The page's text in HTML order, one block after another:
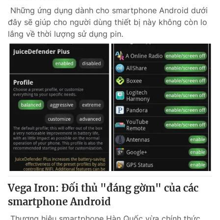
Những ứng dụng dành cho smartphone Android dưới
đây sẽ giúp cho người dùng thiết bị này không còn lo
lắng về thời lượng sử dụng pin.
Vega Iron: Đối thủ "đáng gờm" của các
smartphone Android